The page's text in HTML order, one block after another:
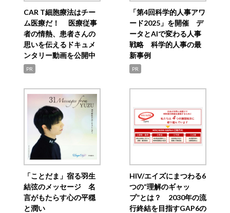
CAR T細胞療法はチー
ム医療だ！ 医療従事
者の情熱、患者さんの
思いを伝えるドキュメ
ンタリー動画を公開中
PR
「第4回科学的人事アワ
ード2025」を開催 デ
ータとAIで変わる人事
戦略 科学的人事の最
新事例
PR
「ことだま」宿る羽生
結弦のメッセージ 名
言がもたらす心の平穏
と潤い
HIV/エイズにまつわる6
つの“理解のギャッ
プ”とは？ 2030年の流
行終結を目指すGAP6の